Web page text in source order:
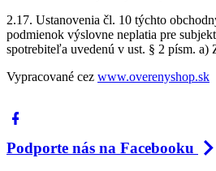
2.17. Ustanovenia čl. 10 týchto
podmienok výslovne neplatia pre
spotrebiteľa uvedenú v ust. § 2 písm. a)
Vypracované cez www.overenyshop.sk
Podporte nás na Facebooku